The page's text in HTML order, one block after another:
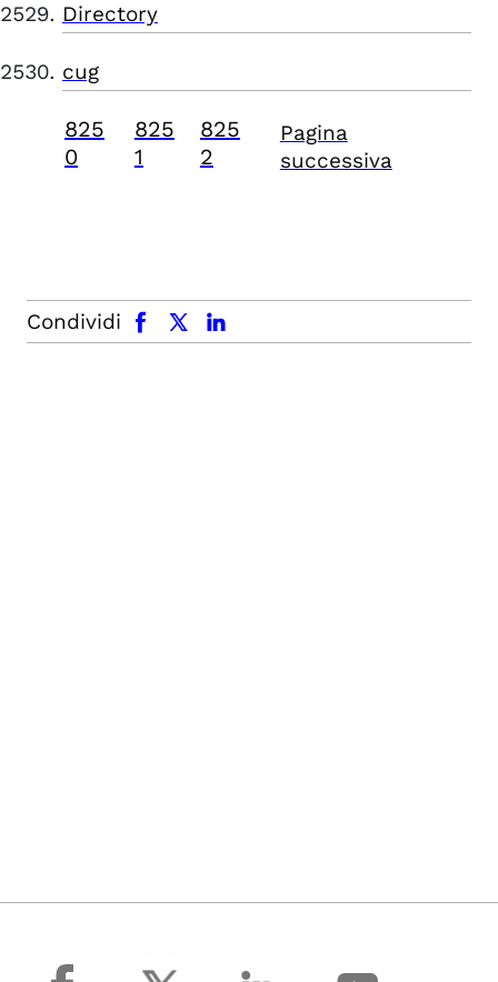
Directory
cug
825
0
825
1
825
2
Pagina
successiva
Condividi
facebook x.com linkedin
facebook